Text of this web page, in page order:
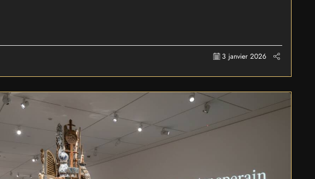
3 janvier 2026